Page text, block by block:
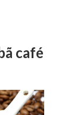
café